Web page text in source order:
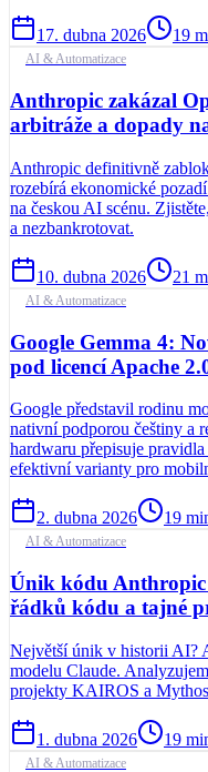
17. dubna 2026 19
AI & Automatizace
Anthropic zakázal
arbitráže a dopady
Anthropic definitivně
rozebírá ekonomické
na českou AI scénu.
a nezbankrotovat.
10. dubna 2026 21
AI & Automatizace
Google Gemma 4:
pod licencí Apache
Google představil rodinu
nativní podporou češtiny a
hardwaru přepisuje
efektivní varianty pro
2. dubna 2026 19
AI & Automatizace
Únik kódu Anthropic
řádků kódu a tajné
Největší únik v historii AI?
modelu Claude.
projekty KAIROS a
1. dubna 2026 19
AI & Automatizace